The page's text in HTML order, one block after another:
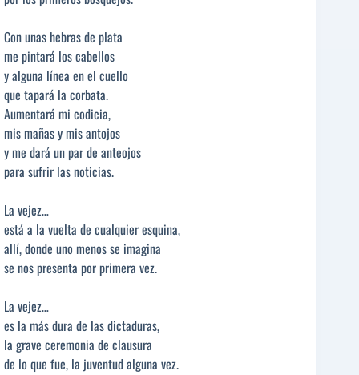
Con unas hebras de plata
me pintará los cabellos
y alguna línea en el cuello
que tapará la corbata.
Aumentará mi codicia,
mis mañas y mis antojos
y me dará un par de anteojos
para sufrir las noticias.
La vejez…
está a la vuelta de cualquier esquina,
allí, donde uno menos se imagina
se nos presenta por primera vez.
La vejez…
es la más dura de las dictaduras,
la grave ceremonia de clausura
de lo que fue, la juventud alguna vez.